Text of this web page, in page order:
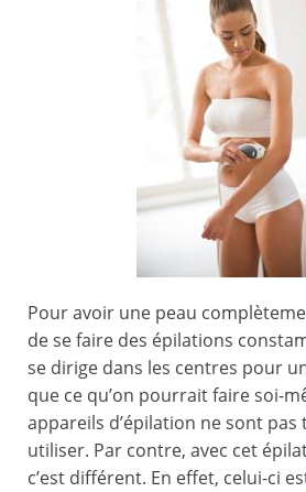
Pour avoir une peau
de se faire des épilations
se dirige dans les centres pour
que ce qu’on pourrait faire soi-
appareils d’épilation ne sont pas
utiliser. Par contre, avec cet
c’est différent. En effet, celui-ci